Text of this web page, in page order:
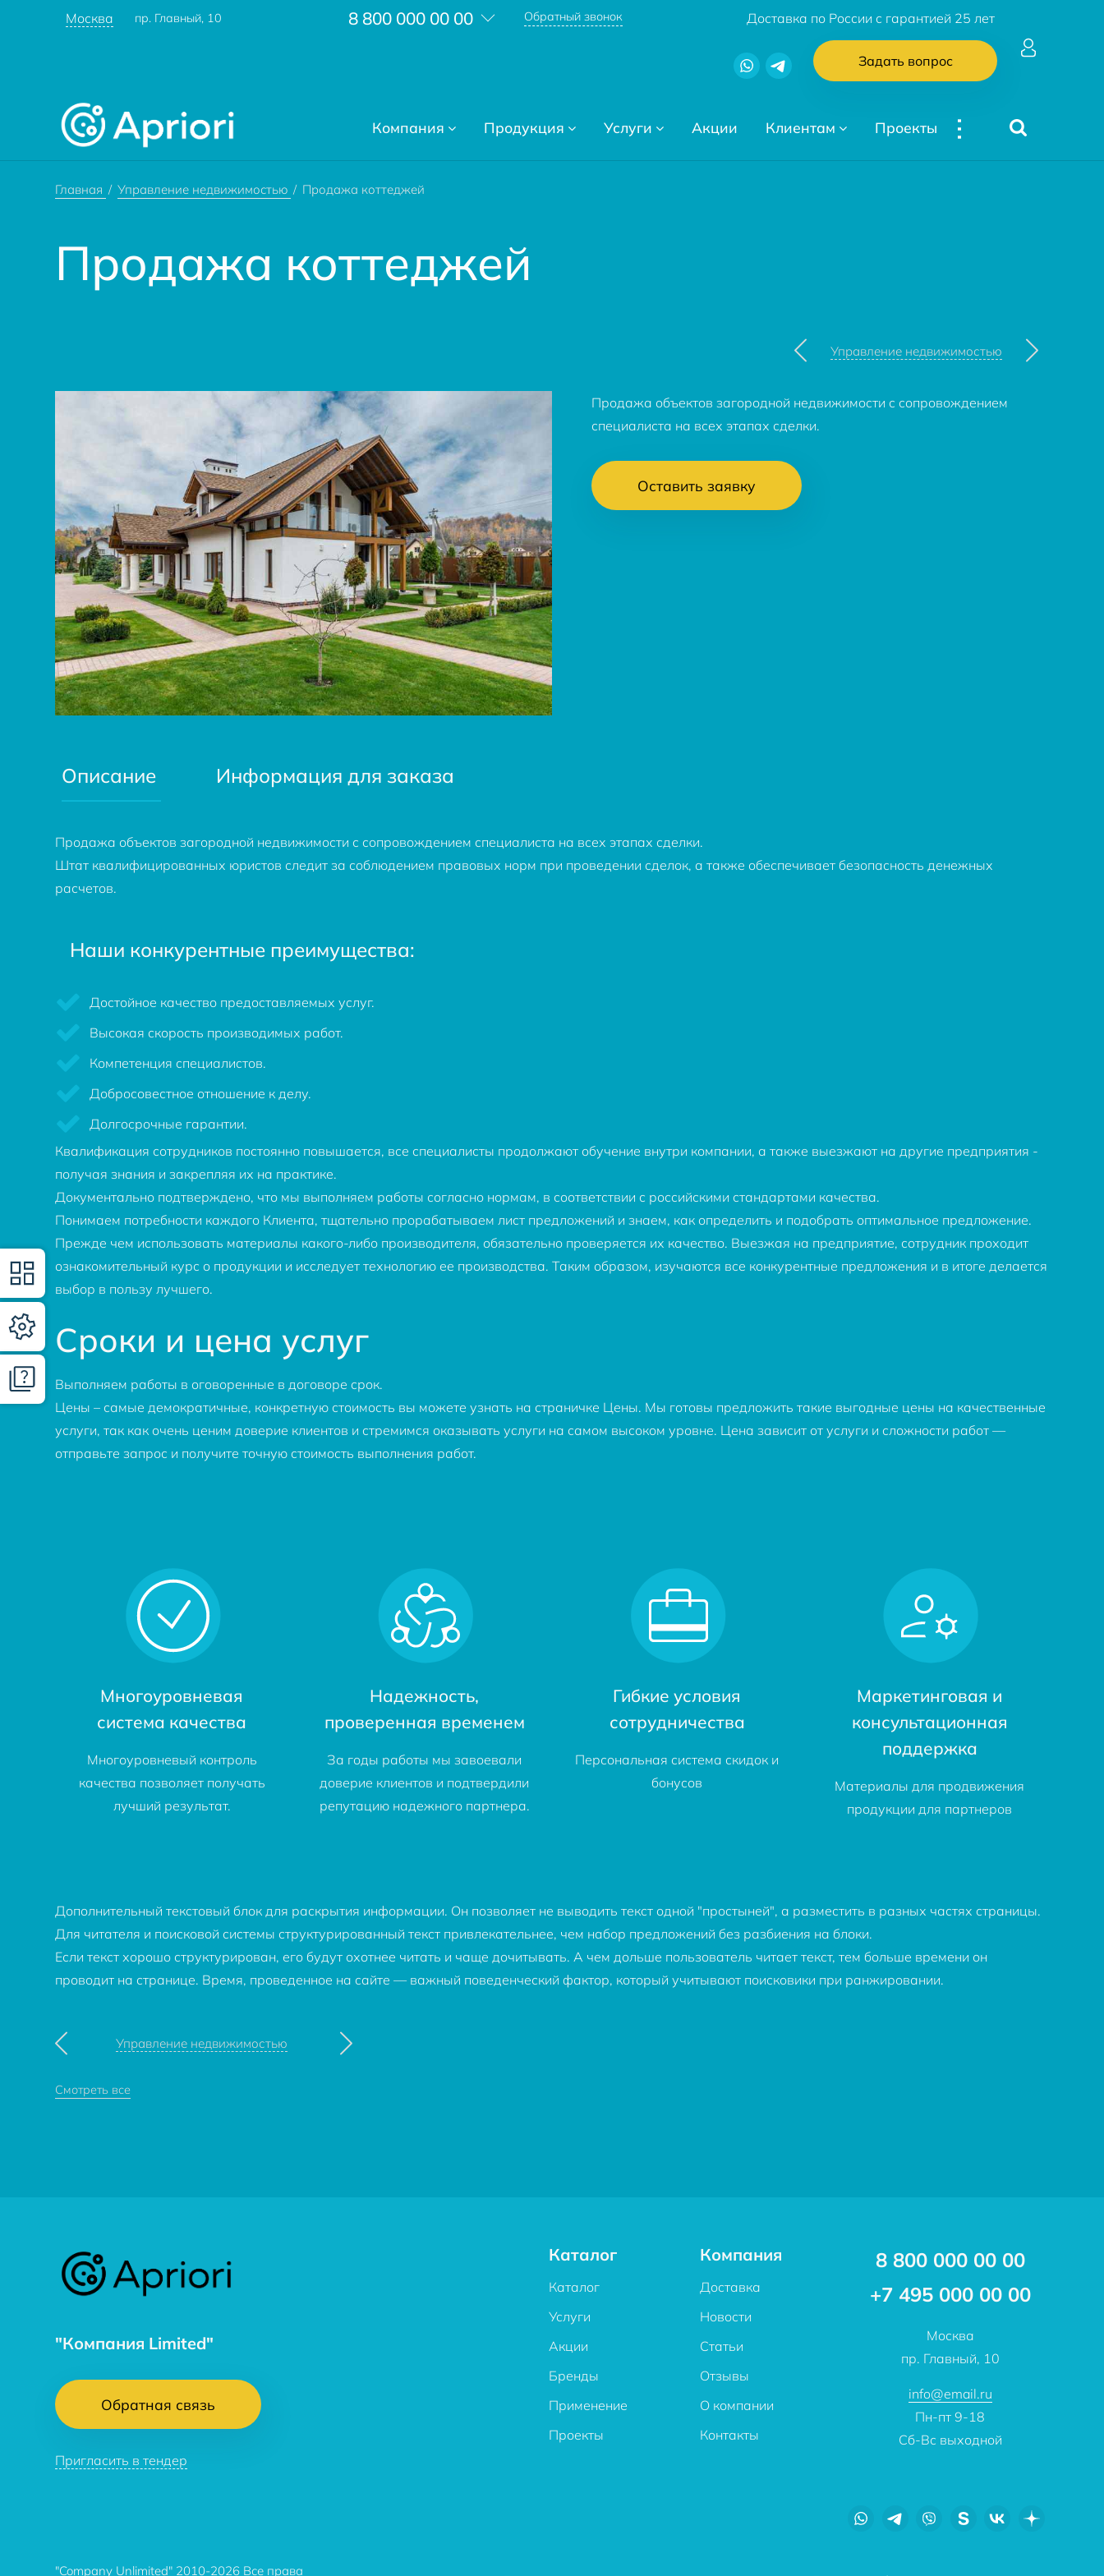
Москва пр. Главный, 10 8 800 000 00 00 Обратный звонок Доставка по России с гарантией 25 лет
Задать вопрос
Компания Продукция Услуги Акции Клиентам Проекты ...
Главная Управление недвижимостью Продажа коттеджей
Продажа коттеджей
Управление недвижимостью
Продажа объектов загородной недвижимости с сопровождением
специалиста на всех этапах сделки.
Оставить заявку
Описание Информация для заказа
Продажа объектов загородной недвижимости с сопровождением специалиста на всех этапах сделки.
Штат квалифицированных юристов следит за соблюдением правовых норм при проведении сделок, а также обеспечивает безопасность денежных
расчетов.
Наши конкурентные преимущества:
Достойное качество предоставляемых услуг.
Высокая скорость производимых работ.
Компетенция специалистов.
Добросовестное отношение к делу.
Долгосрочные гарантии.
Квалификация сотрудников постоянно повышается, все специалисты продолжают обучение внутри компании, а также выезжают на другие предприятия -
получая знания и закрепляя их на практике.
Документально подтверждено, что мы выполняем работы согласно нормам, в соответствии с российскими стандартами качества.
Понимаем потребности каждого Клиента, тщательно прорабатываем лист предложений и знаем, как определить и подобрать оптимальное предложение.
Прежде чем использовать материалы какого-либо производителя, обязательно проверяется их качество. Выезжая на предприятие, сотрудник проходит
ознакомительный курс о продукции и исследует технологию ее производства. Таким образом, изучаются все конкурентные предложения и в итоге делается
выбор в пользу лучшего.
Сроки и цена услуг
Выполняем работы в оговоренные в договоре срок.
Цены – самые демократичные, конкретную стоимость вы можете узнать на страничке Цены. Мы готовы предложить такие выгодные цены на качественные
услуги, так как очень ценим доверие клиентов и стремимся оказывать услуги на самом высоком уровне. Цена зависит от услуги и сложности работ —
отправьте запрос и получите точную стоимость выполнения работ.
Многоуровневая
система качества
Многоуровневый контроль
качества позволяет получать
лучший результат.
Надежность,
проверенная временем
За годы работы мы завоевали
доверие клиентов и подтвердили
репутацию надежного партнера.
Гибкие условия
сотрудничества
Персональная система скидок и
бонусов
Маркетинговая и
консультационная
поддержка
Материалы для продвижения
продукции для партнеров
Дополнительный текстовый блок для раскрытия информации. Он позволяет не выводить текст одной "простыней", а разместить в разных частях страницы.
Для читателя и поисковой системы структурированный текст привлекательнее, чем набор предложений без разбиения на блоки.
Если текст хорошо структурирован, его будут охотнее читать и чаще дочитывать. А чем дольше пользователь читает текст, тем больше времени он
проводит на странице. Время, проведенное на сайте — важный поведенческий фактор, который учитывают поисковики при ранжировании.
Управление недвижимостью
Смотреть все
"Компания Limited"
Обратная связь
Пригласить в тендер
Каталог
Каталог
Услуги
Акции
Бренды
Применение
Проекты
Компания
Доставка
Новости
Статьи
Отзывы
О компании
Контакты
8 800 000 00 00
+7 495 000 00 00
Москва
пр. Главный, 10
info@email.ru
Пн-пт 9-18
Сб-Вс выходной
"Company Unlimited" 2010-2026 Все права